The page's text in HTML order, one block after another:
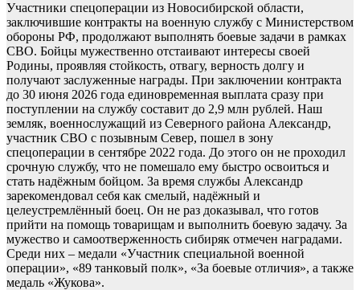
Участники спецоперации из Новосибирской области,
заключившие контракты на военную службу с Министерством
обороны РФ, продолжают выполнять боевые задачи в рамках
СВО. Бойцы мужественно отстаивают интересы своей
Родины, проявляя стойкость, отвагу, верность долгу и
получают заслуженные награды. При заключении контракта
до 30 июня 2026 года единовременная выплата сразу при
поступлении на службу составит до 2,9 млн рублей. Наш
земляк, военнослужащий из Северного района Александр,
участник СВО с позывным Север, пошел в зону
спецоперации в сентябре 2022 года. До этого он не проходил
срочную службу, что не помешало ему быстро освоиться и
стать надёжным бойцом. За время службы Александр
зарекомендовал себя как смелый, надёжный и
целеустремлённый боец. Он не раз доказывал, что готов
прийти на помощь товарищам и выполнить боевую задачу. За
мужество и самоотверженность сибиряк отмечен наградами.
Среди них – медали «Участник специальной военной
операции», «89 танковый полк», «За боевые отличия», а также
медаль «Жукова».